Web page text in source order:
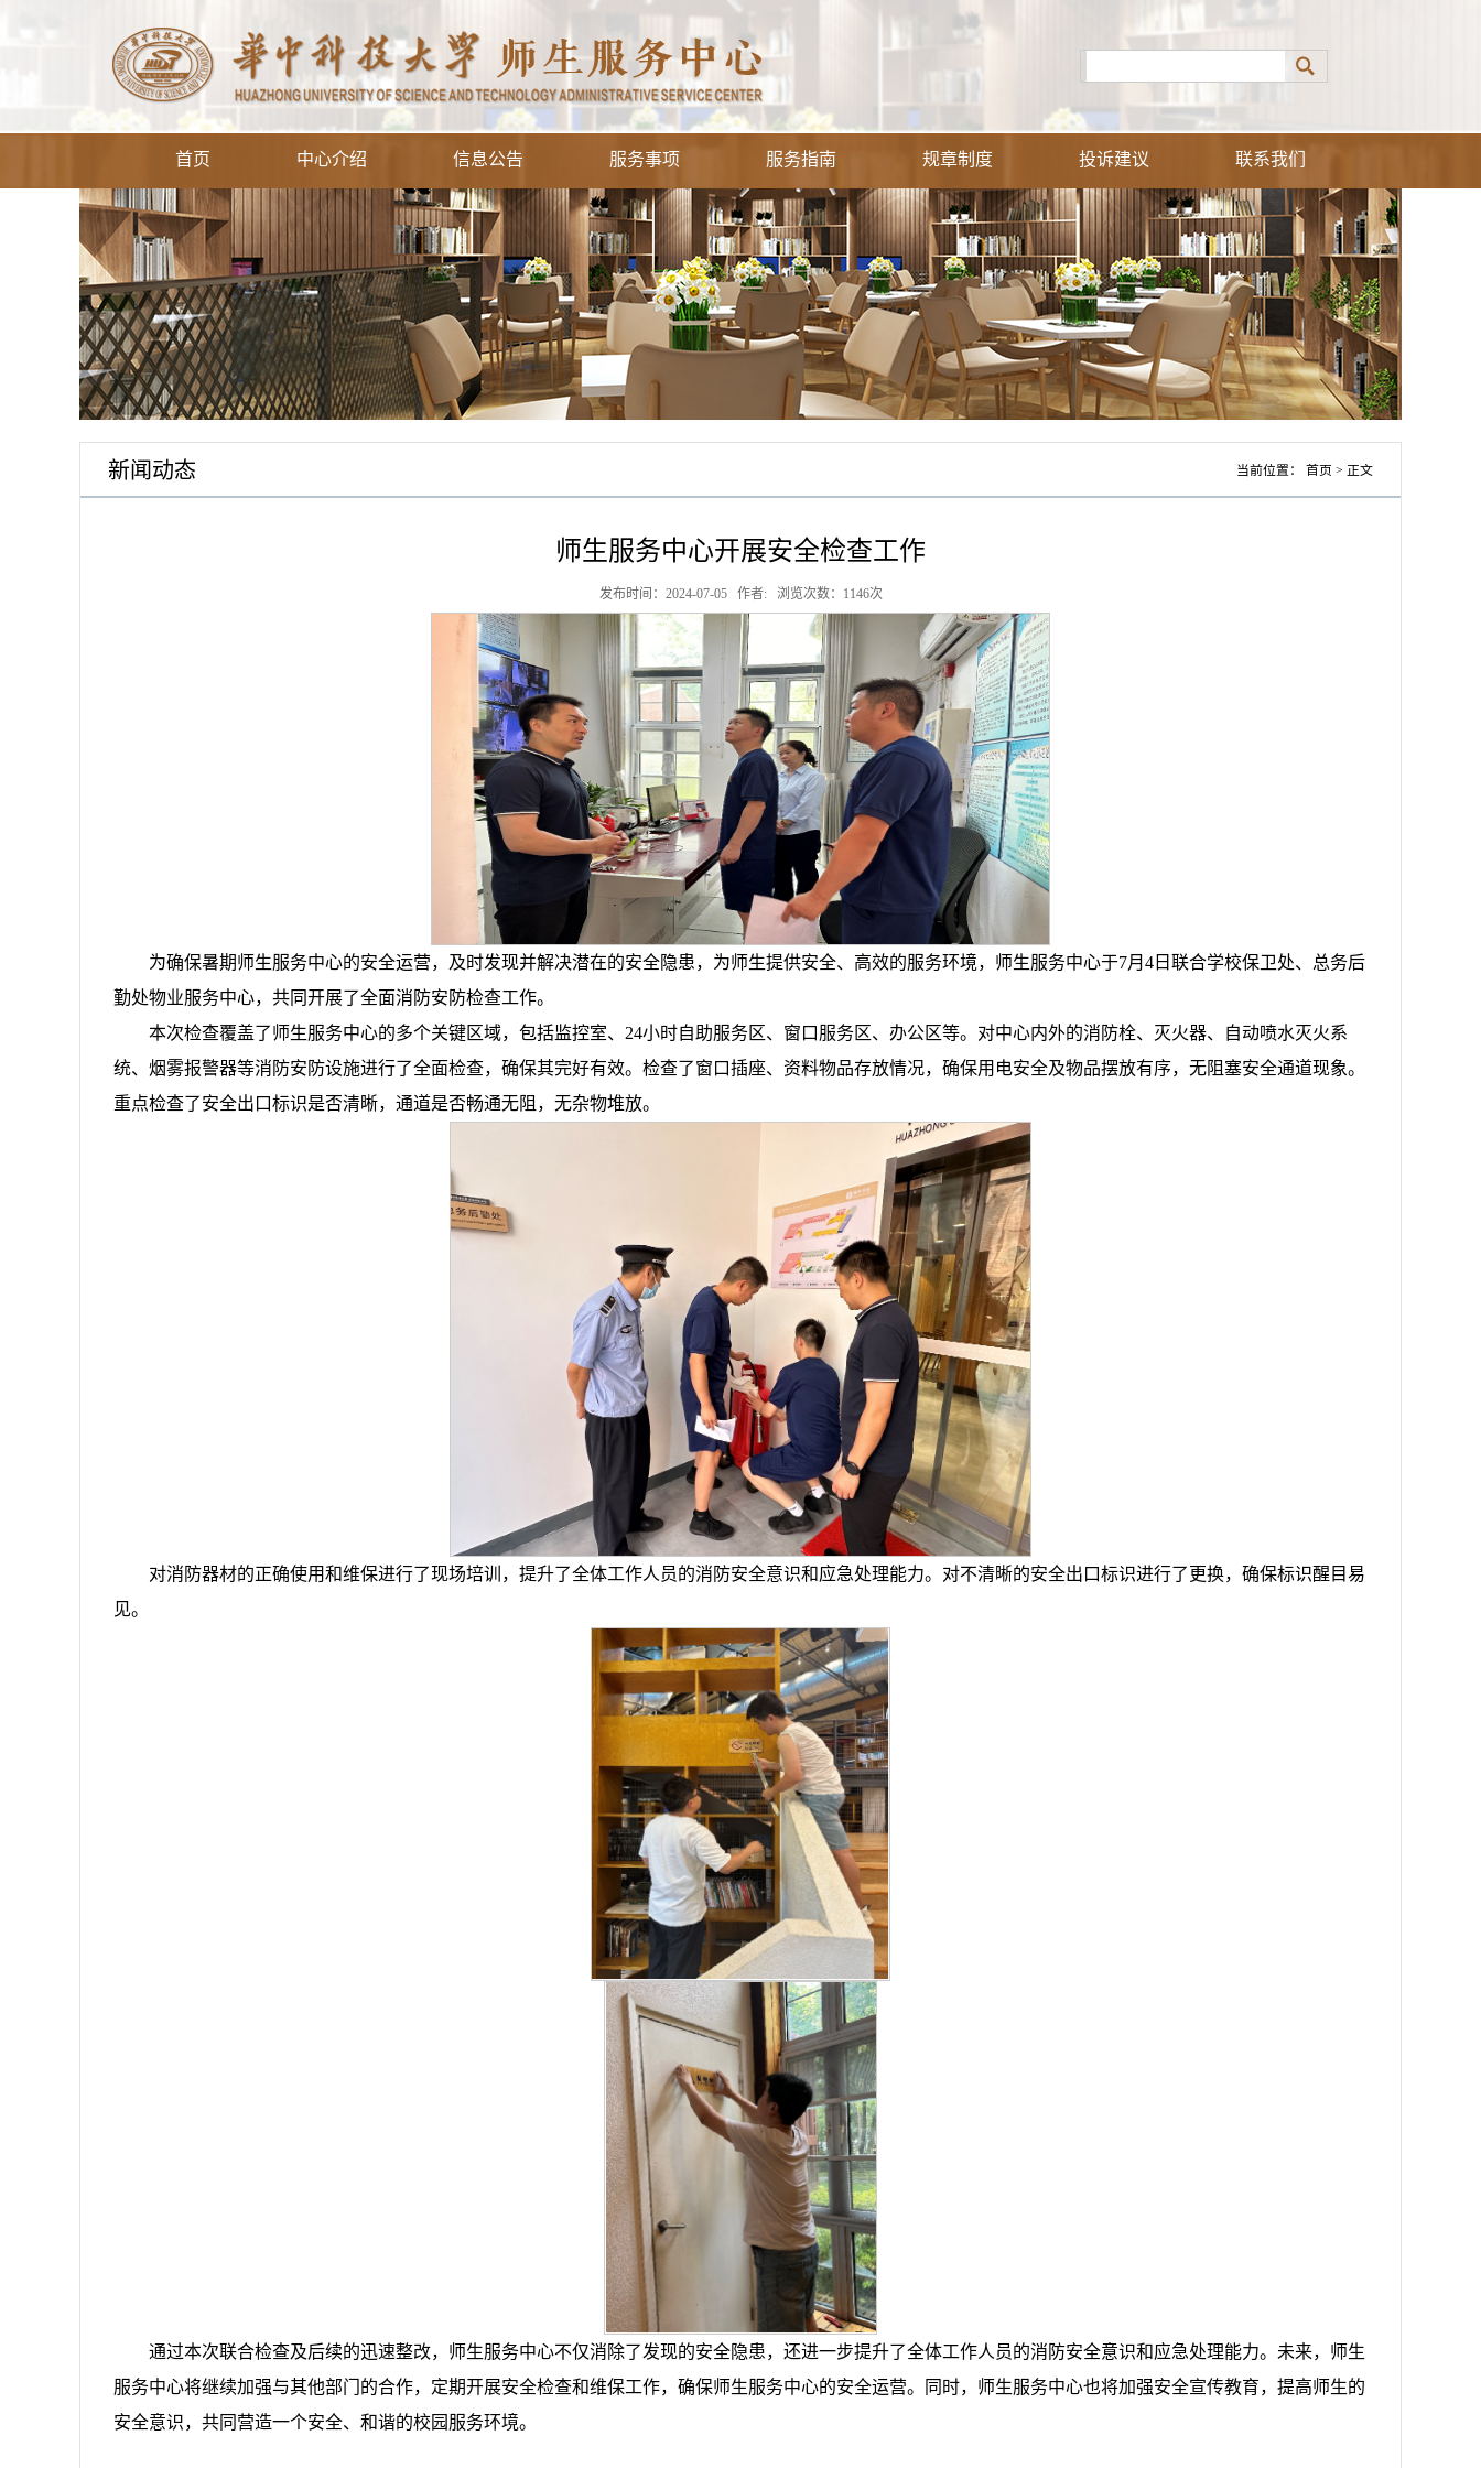
首页 中心介绍 信息公告 服务事项 服务指南 规章制度 投诉建议 联系我们
新闻动态 当前位置： 首页 > 正文
师生服务中心开展安全检查工作
发布时间：2024-07-05 作者: 浏览次数： 1146次
为确保暑期师生服务中心的安全运营，及时发现并解决潜在的安全隐患，为师生提供安全、高效的服务环境，师生服务中心于7月4日联合学校保卫处、总务后
勤处物业服务中心，共同开展了全面消防安防检查工作。
本次检查覆盖了师生服务中心的多个关键区域，包括监控室、24小时自助服务区、窗口服务区、办公区等。对中心内外的消防栓、灭火器、自动喷水灭火系
统、烟雾报警器等消防安防设施进行了全面检查，确保其完好有效。检查了窗口插座、资料物品存放情况，确保用电安全及物品摆放有序，无阻塞安全通道现象。
重点检查了安全出口标识是否清晰，通道是否畅通无阻，无杂物堆放。
对消防器材的正确使用和维保进行了现场培训，提升了全体工作人员的消防安全意识和应急处理能力。对不清晰的安全出口标识进行了更换，确保标识醒目易
见。
通过本次联合检查及后续的迅速整改，师生服务中心不仅消除了发现的安全隐患，还进一步提升了全体工作人员的消防安全意识和应急处理能力。未来，师生
服务中心将继续加强与其他部门的合作，定期开展安全检查和维保工作，确保师生服务中心的安全运营。同时， 师生服务中心也将加强安全宣传教育，提高师生的
安全意识，共同营造一个安全、和谐的校园服务环境。